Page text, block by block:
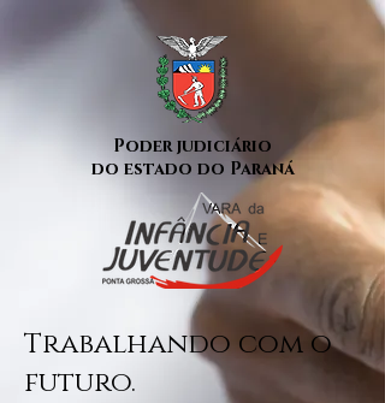
Poder judiciário
do estado do Paraná
Trabalhando com o
futuro.